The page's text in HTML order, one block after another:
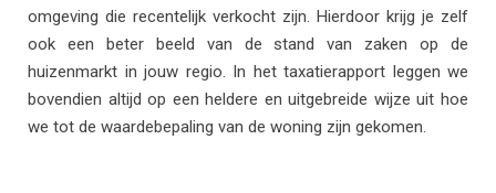
omgeving die recentelijk verkocht zijn. Hierdoor krijg je zelf
ook een beter beeld van de stand van zaken op de
huizenmarkt in jouw regio. In het taxatierapport leggen we
bovendien altijd op een heldere en uitgebreide wijze uit hoe
we tot de waardebepaling van de woning zijn gekomen.